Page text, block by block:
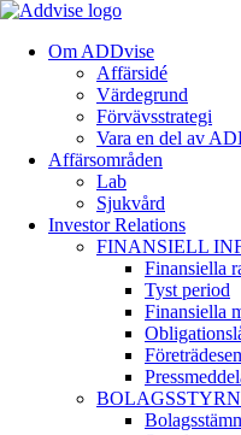
Om ADDvise
Affärsidé
Värdegrund
Förvävsstrategi
Vara en del av
Affärsområden
Lab
Sjukvård
Investor Relations
FINANSIELL
Finansiella
Tyst period
Finansiella